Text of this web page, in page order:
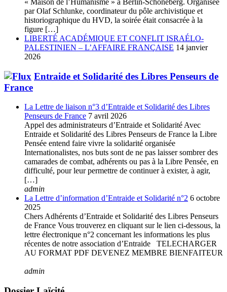
« Maison de l’Humanisme » à Berlin-Schöneberg. Organisée
par Olaf Schlunke, coordinateur du pôle archivistique et
historiographique du HVD, la soirée était consacrée à la
figure […]
LIBERTÉ ACADÉMIQUE ET CONFLIT ISRAÉLO-
PALESTINIEN – L’AFFAIRE FRANÇAISE 14 janvier
2026
Entraide et Solidarité des Libres Penseurs de
France
La Lettre de liaison n°3 d’Entraide et Solidarité des Libres
Penseurs de France 7 avril 2026
Appel des administrateurs d’Entraide et Solidarité Avec
Entraide et Solidarité des Libres Penseurs de France la Libre
Pensée entend faire vivre la solidarité organisée
Internationalistes, nos buts sont de ne pas laisser sombrer des
camarades de combat, adhérents ou pas à la Libre Pensée, en
difficulté, pour leur permettre de continuer à exister, à agir,
[…]
admin
La Lettre d’information d’Entraide et Solidarité n°2 6 octobre
2025
Chers Adhérents d’Entraide et Solidarité des Libres Penseurs
de France Vous trouverez en cliquant sur le lien ci-dessous, la
lettre électronique n°2 concernant les informations les plus
récentes de notre association d’Entraide TELECHARGER
AU FORMAT PDF DEVENEZ MEMBRE BIENFAITEUR
admin